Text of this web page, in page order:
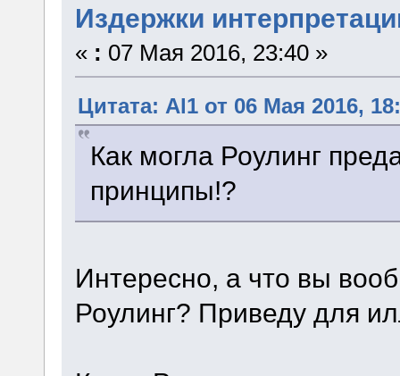
Издержки
« : 07 Мая 2016, 23:40 »
Цитата: Al1 от 06 Мая 2016,
Как могла Роулинг
принципы!?
Интересно, а что вы
Роулинг? Приведу для